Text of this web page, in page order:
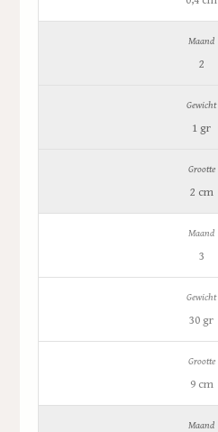
2
1 gr
2 cm
3
30 gr
9 cm